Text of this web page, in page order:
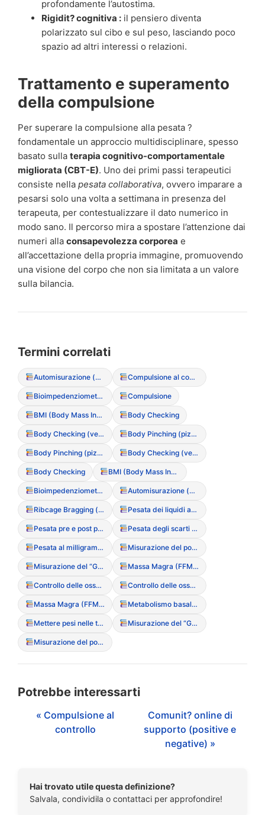
profondamente l’autostima.
Rigidit? cognitiva : il pensiero diventa
polarizzato sul cibo e sul peso, lasciando poco
spazio ad altri interessi o relazioni.
Trattamento e superamento
della compulsione
Per superare la compulsione alla pesata ?
fondamentale un approccio multidisciplinare, spesso
basato sulla terapia cognitivo-comportamentale
migliorata (CBT-E). Uno dei primi passi terapeutici
consiste nella pesata collaborativa, ovvero imparare a
pesarsi solo una volta a settimana in presenza del
terapeuta, per contestualizzare il dato numerico in
modo sano. Il percorso mira a spostare l’attenzione dai
numeri alla consapevolezza corporea e
all’accettazione della propria immagine, promuovendo
una visione del corpo che non sia limitata a un valore
sulla bilancia.
Termini correlati
Automisurazione (circonferenze corporee) Compulsione al controllo
Bioimpedenziometria (BIA) Compulsione
BMI (Body Mass Index – Indice di Massa Corporea) Body Checking
Body Checking (versione Social: postare foto per validazione) Body Pinching (pizzicare la pelle per controllare il grasso)
Body Pinching (pizzicare la pelle per controllare il grasso) Body Checking (versione Social: postare foto per validazione)
Body Checking BMI (Body Mass Index – Indice di Massa Corporea)
Bioimpedenziometria (BIA) Automisurazione (circonferenze corporee)
Ribcage Bragging (vanto delle costole visibili) Pesata dei liquidi assunti
Pesata pre e post pasto / evacuazione Pesata degli scarti alimentari
Pesata al milligrammo Misurazione del polso con le dita
Misurazione del “Gap” tra le cosce (Thigh gap) Massa Magra (FFM) / Massa Grassa (FM)
Controllo delle ossa (toccarsi costantemente clavicole o anche) Controllo delle ossa (toccarsi costantemente clavicole o anche)
Massa Magra (FFM) / Massa Grassa (FM) Metabolismo basale (BMR)
Mettere pesi nelle tasche (per falsare la pesata clinica) Misurazione del “Gap” tra le cosce (Thigh gap)
Misurazione del polso con le dita
Potrebbe interessarti
« Compulsione al
controllo
Comunit? online di
supporto (positive e
negative) »
Hai trovato utile questa definizione?
Salvala, condividila o contattaci per approfondire!